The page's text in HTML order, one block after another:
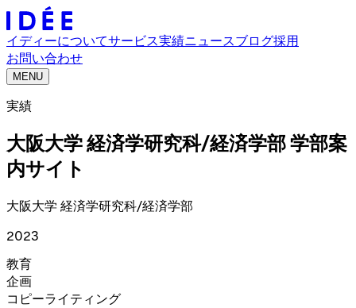
イディーについてサービス実績ニュースブログ採用
お問い合わせ
MENU
実績
大阪大学 経済学研究科/経済学部 学部案
内サイト
大阪大学 経済学研究科/経済学部
2023
教育
企画
コピーライティング